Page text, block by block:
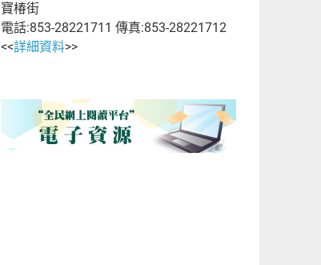
寶椿街
電話:853-28221711 傳真:853-28221712
<<詳細資料>>